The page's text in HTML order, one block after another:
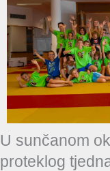
U sunčanom
proteklog